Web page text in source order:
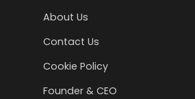
About Us
Contact Us
Cookie Policy
Founder & CEO